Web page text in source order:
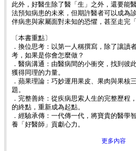
此外，好醫生除了醫「生」之外，還要能
法預知病患的未來，但期許醫者可以成為
伴病患與家屬面對未知的恐懼，甚至走完
〔本書重點〕
．換位思考：以第一人稱撰寫，除了讓讀
考，如果是你會怎麼做？
．醫病溝通：由醫病間的小衝突，找到彼
獲得同理的力量。
．蘋果理論：巧妙運用果皮、果肉與果核
題。
．完整善終：從疾病思索人生的完整歷程
的終點，重新成為起點。
．經驗承傳：一代傳一代，將寶貴的醫學
養「好醫師」貢獻心力。
更多內容